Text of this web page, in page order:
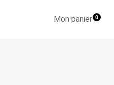
Mon panier0